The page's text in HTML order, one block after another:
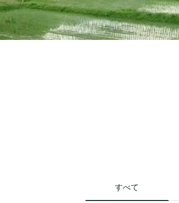
すべて